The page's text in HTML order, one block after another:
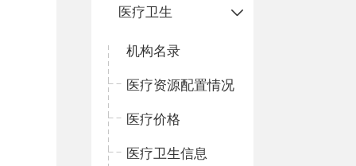
医疗卫生
机构名录
医疗资源配置情况
医疗价格
医疗卫生信息